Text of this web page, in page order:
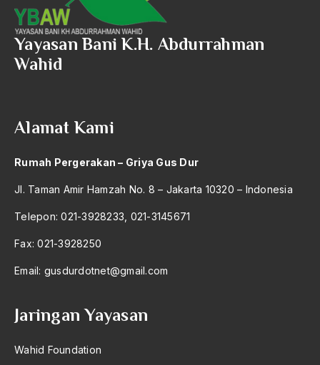
bali
Bambang Pranomo
bangsa arab
Bangsa Berdaulat
Bangsa dan Negara
Bangsa Indonesia
Bangsa Jawa
Bangsa Sunda
Bangsawan
Bani Sadr
Yayasan Bani K.H. Abdurrahman
Wahid
Alamat Kami
Rumah Pergerakan – Griya Gus Dur
Jl. Taman Amir Hamzah No. 8 – Jakarta 10320 – Indonesia
Telepon: 021-3928233, 021-3145671
Fax: 021-3928250
Email: gusdurdotnet@gmail.com
Jaringan Yayasan
Wahid Foundation